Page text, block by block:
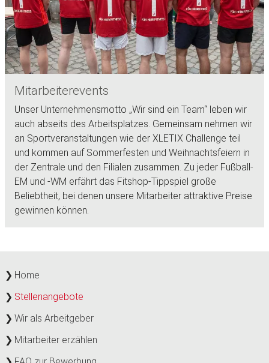
Mitarbeiterevents
Unser Unternehmensmotto „Wir sind ein Team“ leben wir
auch abseits des Arbeitsplatzes. Gemeinsam nehmen wir
an Sportveranstaltungen wie der XLETIX Challenge teil
und kommen auf Sommerfesten und Weihnachtsfeiern in
der Zentrale und den Filialen zusammen. Zu jeder Fußball-
EM und -WM erfährt das Fitshop-Tippspiel große
Beliebtheit, bei denen unsere Mitarbeiter attraktive Preise
gewinnen können.
Home
Stellenangebote
Wir als Arbeitgeber
Mitarbeiter erzählen